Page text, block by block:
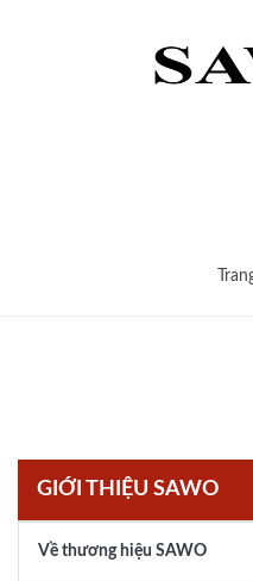
GIỚI THIỆU SAWO
Về thương hiệu SAWO